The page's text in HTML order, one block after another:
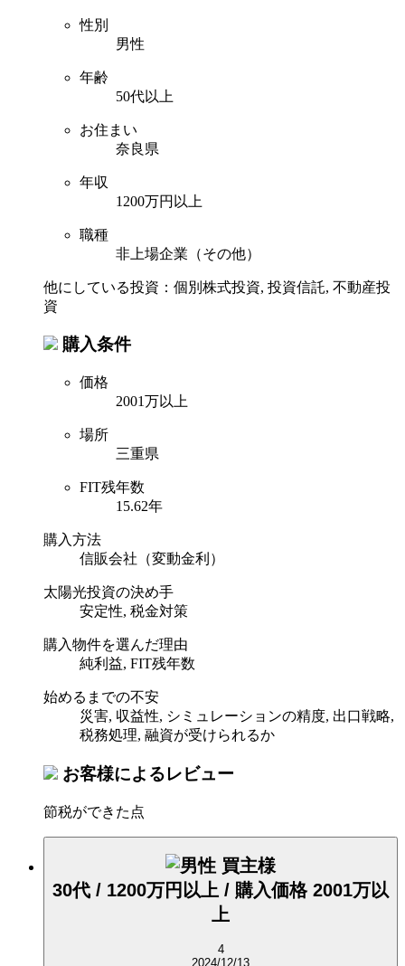
性別
男性
年齢
50代以上
お住まい
奈良県
年収
1200万円以上
職種
非上場企業（その他）
他にしている投資：個別株式投資, 投資信託, 不動産投
資
購入条件
価格
2001万以上
場所
三重県
FIT残年数
15.62年
購入方法
信販会社（変動金利）
太陽光投資の決め手
安定性, 税金対策
購入物件を選んだ理由
純利益, FIT残年数
始めるまでの不安
災害, 収益性, シミュレーションの精度, 出口戦略,
税務処理, 融資が受けられるか
お客様によるレビュー
節税ができた点
買主様
30代 / 1200万円以上 / 購入価格 2001万以
上
4
2024/12/13